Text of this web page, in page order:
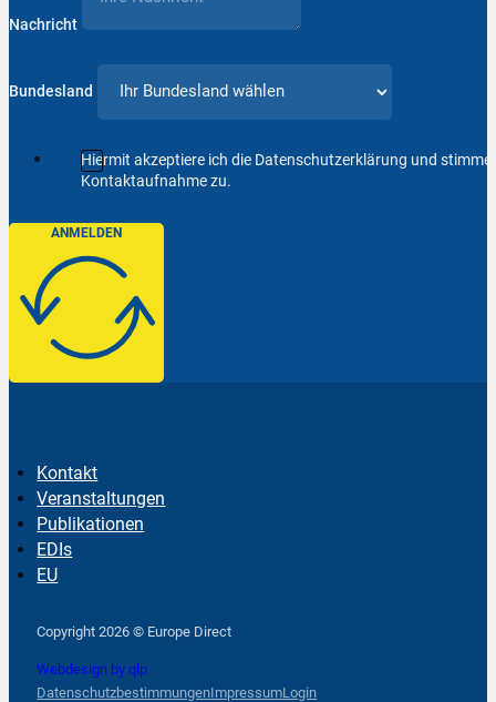
Nachricht
Bundesland
Hiermit akzeptiere ich die Datenschutzerklärung und
Kontaktaufnahme zu.
ANMELDEN
Kontakt
Veranstaltungen
Publikationen
EDIs
EU
Copyright 2026 © Europe Direct
Webdesign by qlp
DatenschutzbestimmungenImpressumLogin